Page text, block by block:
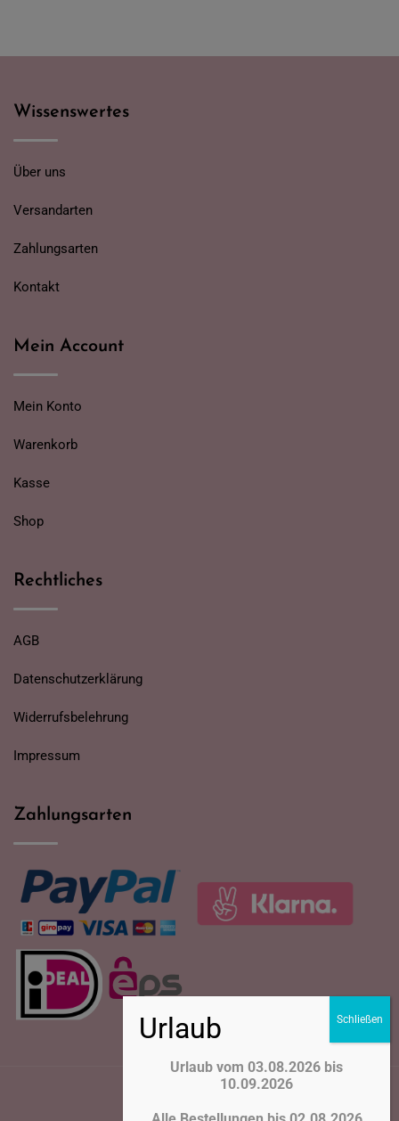
Wissenswertes
Über uns
Versandarten
Zahlungsarten
Kontakt
Mein Account
Mein Konto
Warenkorb
Kasse
Shop
Rechtliches
AGB
Datenschutzerklärung
Widerrufsbelehrung
Impressum
Zahlungsarten
Urlaub vom 03.08.2026 bis
10.09.2026